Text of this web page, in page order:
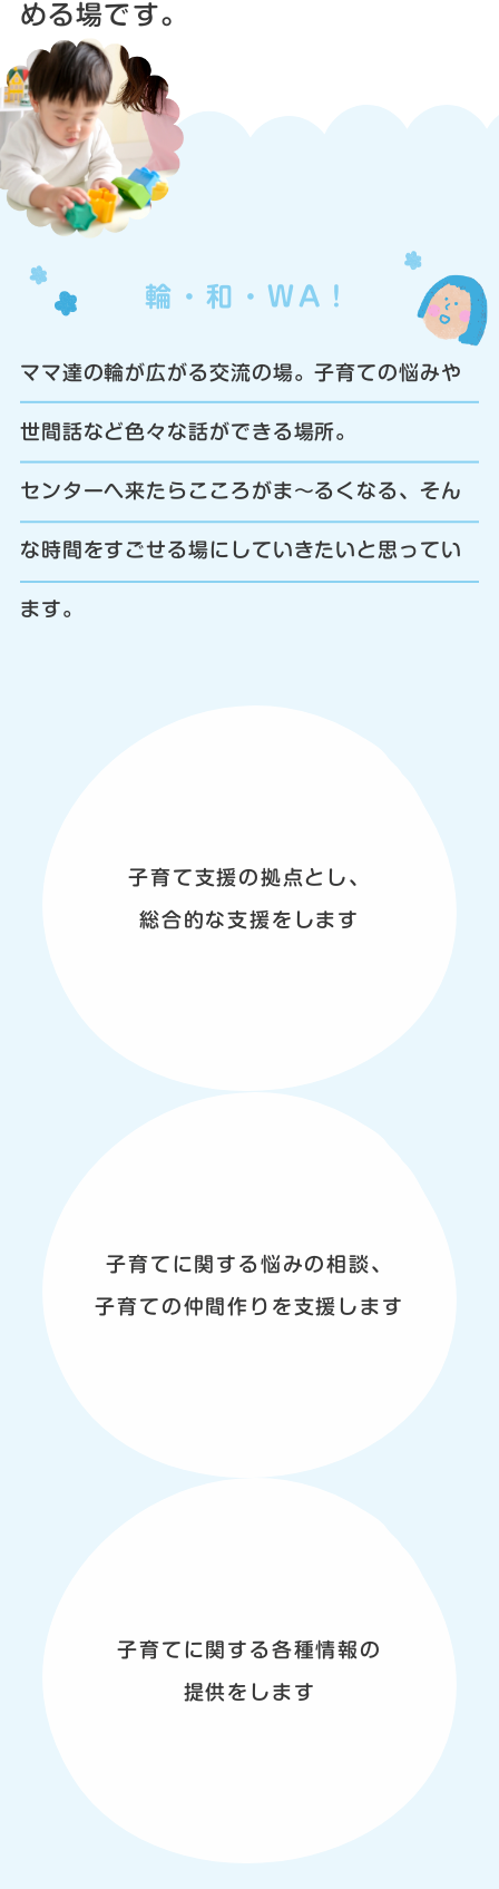
める場です。
輪・和・WA！
ママ達の輪が広がる交流の場。子育ての悩みや
世間話など色々な話ができる場所。
センターへ来たらこころがま〜るくなる、そん
な時間をすごせる場にしていきたいと思ってい
ます。
子育て支援の拠点とし、
総合的な支援をします
子育てに関する悩みの相談、
子育ての仲間作りを支援します
子育てに関する各種情報の
提供をします